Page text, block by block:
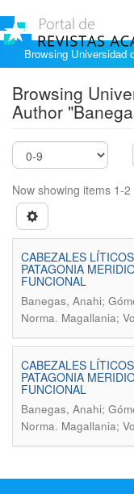
Browsing Universidad
Browsing
Author
Now showing items 1-2
CABEZALES
PATAGONIA
FUNCIONAL
Banegas, Anahi;
Norma. Magallania;
CABEZALES
PATAGONIA
FUNCIONAL
Banegas, Anahi;
Norma. Magallania;